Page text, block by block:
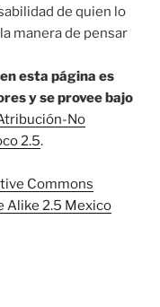
de quien lo
manera de pensar
esta página es
y se provee bajo
No
2.5.
Commons
2.5 Mexico